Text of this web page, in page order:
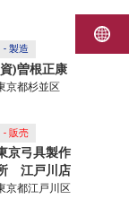
- 製造
)曽根正康
京都杉並区
- 販売
京弓具製作
江戸川店
京都江戸川区